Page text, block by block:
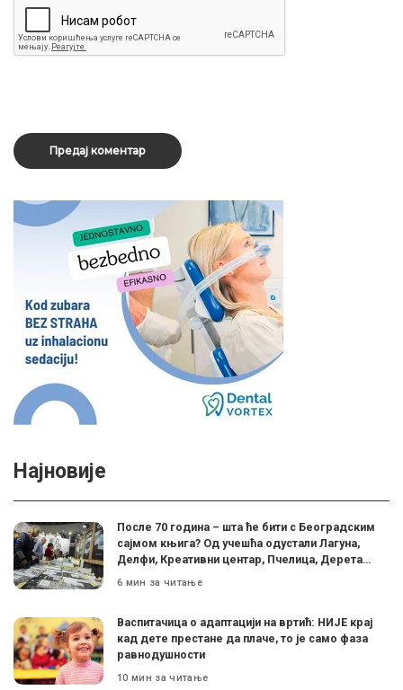
Најновије
После 70 година – шта ће бити с Београдским
сајмом књига? Од учешћа одустали Лагуна,
Делфи, Креативни центар, Пчелица, Дерета…
6 мин за читање
Васпитачица о адаптацији на вртић: НИЈЕ крај
кад дете престане да плаче, то је само фаза
равнодушности
10 мин за читање